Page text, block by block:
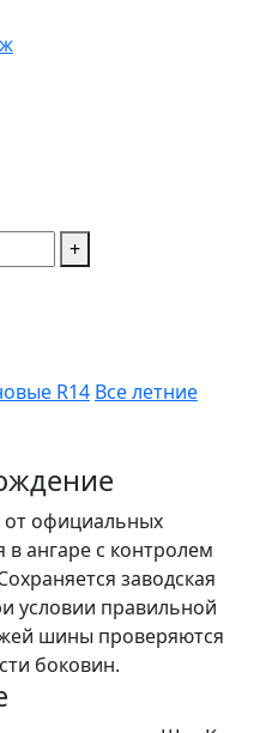
+
R14 Все летние
официальных
ангаре с контролем
заводская
условии правильной
шины проверяются
боковин.